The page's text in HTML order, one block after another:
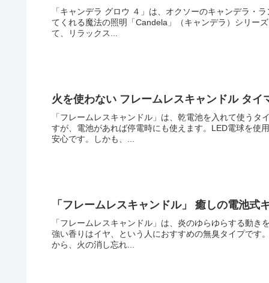
「キャンデラ グロウ ４」は、オクソーのキャンデラ・
てくれる魔法の照明「Candela」（キャンデラ）シリー
て、リラックス...
火を使わない フレームレスキャンドル タ
「フレームレスキャンドル」は、乾電池を入れて使う
すが、電池があれば停電時にも使えます。LED電球を使
安心です。しかも、...
「フレームレスキャンドル」 癒しの電池式
「フレームレスキャンドル」は、炎のゆらゆらする動
強い香りはイヤ、という人におすすめの無臭タイプです
から、火の消し忘れ...